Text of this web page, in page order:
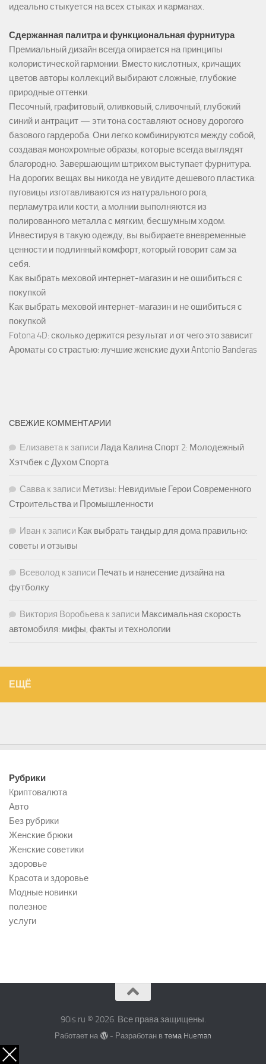
идеально стыкуется на всех стыках и карманах.
Сдержанная палитра и функциональная фурнитура
Премиальный дизайн всегда опирается на принципы
колористической гармонии. Вместо кислотных, кричащих
цветов авторы коллекций выбирают сложные, глубокие
природные оттенки.
Песочный, графитовый, оливковый, сливочный, глубокий
синий и антрацит — эти тона составляют основу дорогого
базового гардероба. Они легко комбинируются между собой,
создавая монохромные образы, которые всегда выглядят
благородно. Завершающим штрихом выступает фурнитура.
На дорогих вещах вы никогда не увидите дешевого пластика:
пуговицы изготавливаются из натурального рога,
перламутра или кости, а молнии выполняются из
полированного металла с мягким, бесшумным ходом.
Инвестируя в такую одежду, вы выбираете вневременные
ценности и подлинный комфорт, который говорит сам за
себя.
Как выбрать меховой интернет-магазин и не ошибиться с
покупкой
Как выбрать меховой интернет-магазин и не ошибиться с
покупкой
Fotona 4D: сколько держится результат и от чего это зависит
Ароматы со страстью: лучшие женские духи Antonio Banderas
СВЕЖИЕ КОММЕНТАРИИ
Елизавета к записи Лада Калина Спорт 2: Молодежный
Хэтчбек с Духом Спорта
Савва к записи Метизы: Невидимые Герои Современного
Строительства и Промышленности
Иван к записи Как выбрать тандыр для дома правильно:
советы и отзывы
Всеволод к записи Печать и нанесение дизайна на
футболку
Виктория Воробьева к записи Максимальная скорость
автомобиля: мифы, факты и технологии
ЕЩЁ
Рубрики
Kриптовалюта
Авто
Без рубрики
Женские брюки
Женские советики
здоровье
Красота и здоровье
Модные новинки
полезное
услуги
90is.ru © 2026. Все права защищены.
Работает на - Разработан в тема Hueman